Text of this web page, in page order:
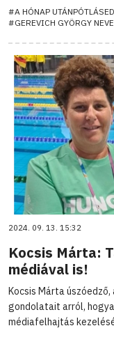
#A HÓNAP
#GEREVICH GYÖRGY
2024. 09. 13. 15:32
Kocsis Márta:
médiával is!
Kocsis Márta
gondolatait arról,
médiafelhajtás